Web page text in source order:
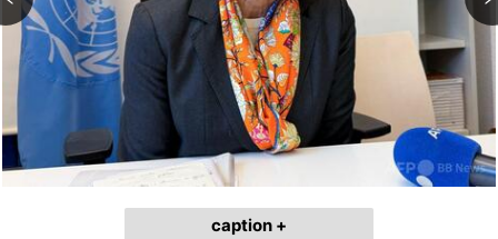
caption +